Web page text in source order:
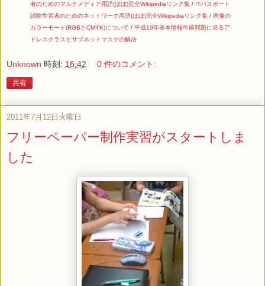
者のためのマルチメディア用語(ほぼ)完全Wikipediaリンク集 / ITパスポート
試験学習者のためのネットワーク用語(ほぼ)完全Wikipediaリンク集 / 画像の
カラーモード(RGBとCMYK)について / 平成19年基本情報午前問題に見るア
ドレスクラスとサブネットマスクの解法
Unknown 時刻: 16:42 0 件のコメント:
共有
2011年7月12日火曜日
フリーペーパー制作実習がスタートしま
した